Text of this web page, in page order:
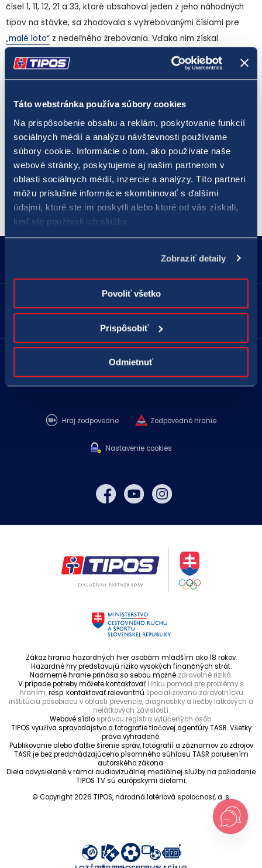
Táto webstránka používa súbory cookies
Na prispôsobenie obsahu a reklám, poskytovanie funkcií
sociálnych médií a analýzu návštevnosti používame
súbory cookie. Informácie o tom, ako používate naše
webové stránky, poskytujeme aj našim partnerom v
oblasti sociálnych médií, inzercie a analýzy. Títo partneri
môžu príslušné informácie skombinovať s ďalšími
údajmi, ktoré ste im poskytli alebo ktoré od vás získali,
keď ste používali ich služby.
Zobraziť detaily
Povoliť všetko
Prispôsobiť
Odmietnuť
čísel 1, 11, 12, 21 a 33, ktoré obsahoval jeden z jeho náhodných
tipov na stávke, sa zhodovala s vyžrebovanými číslami pre
„malé loto“ z nedeľného žrebovania. Vďaka nim získal
vkladom na jednu stávku. Hodnota jedného tipu je len 0,50
eura. Zároveň ide o číselnú lotériu s najvyššou šancou na
získanie hlavnej výhry. Pravdepodobnosť výhry v prvom poradí
v hre LOTO 5 z 35 je približne 1 : 324 000. Päť výherných čísel
pre „malé loto“ sa žrebuje dvakrát za týždeň - v stredu a v
nedeľu.
podnety@tipos.sk
Predajné miesta
Kontakt
Hraj zodpovedne Zodpovedné hranie
Nastavenie cookies
Zákaz hrania hazardných hier osobám mladším ako 18 rokov.
Hazardné hry predstavujú riziko vysokých finančných strát.
Nadmerné hranie prináša so sebou možné zdravotné riziká.
V prípade potreby môžete kontaktovaťLinku pomoci pre problémy s
hraním,resp. kontaktovať relevantnú špecializovanú zdravotnícku
inštitúciu pôsobiacu v oblasti prevencie, diagnostiky a liečby látkových a
nelátkových závislostí.
Webové sídlo správcu registra vylúčených osôb.
TIPOS využíva spravodajstvo a fotografie tlačovej agentúry TASR. Všetky
práva vyhradené.
Publikovanie alebo ďalšie šírenie správ, fotografií a záznamov zo zdrojov
TASR je bez predchádzajúceho písomného súhlasu TASR porušením
autorského zákona.
Diela odvysielané v rámci audiovizuálnej mediálnej služby na požiadanie
TIPOS TV sú európskymi dielami.
© Copyright 2026 TIPOS, národná lotériová spoločnosť, a. s.